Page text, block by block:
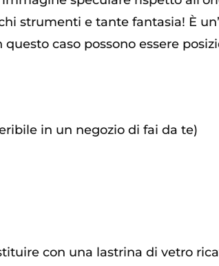
strumenti e tante fantasia! È
caso possono essere
in un negozio di fai da te)
con una lastrina di vetro